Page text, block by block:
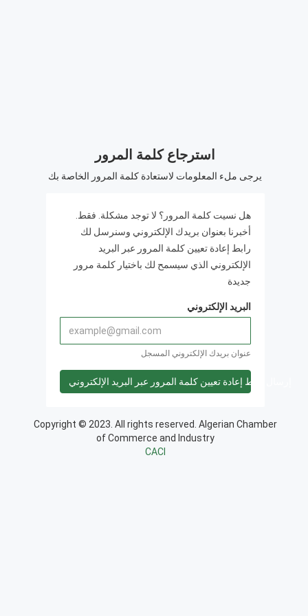
استرجاع كلمة المرور
يرجى ملء المعلومات لاستعادة كلمة المرور الخاصة بك
أخبرنا بعنوان بريدك الإلكتروني وسنرسل لك
رابط إعادة تعيين كلمة المرور عبر البريد
الإلكتروني الذي سيسمح لك باختيار كلمة مرور
جديدة
البريد الإلكتروني
عنوان بريدك الإلكتروني المسجل
إرسال رابط إعادة تعيين كلمة المرور عبر البريد الإلكتروني
Copyright © 2023. All rights reserved. Algerian Chamber
of Commerce and Industry
CACI